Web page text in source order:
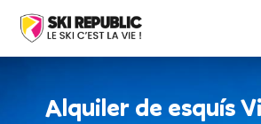
Alquiler de esquís